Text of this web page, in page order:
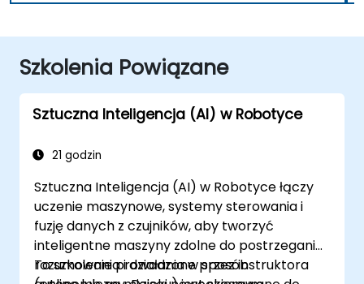
Szkolenia Powiązane
Sztuczna Inteligencja (AI) w Robotyce
21 godzin
Sztuczna Inteligencja (AI) w Robotyce łączy
uczenie maszynowe, systemy sterowania i
fuzję danych z czujników, aby tworzyć
inteligentne maszyny zdolne do postrzegania,
rozumowania i działania w sposób
To szkolenie prowadzone przez instruktora